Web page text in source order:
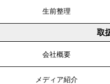
生前整理
取
会社概要
メディア紹介